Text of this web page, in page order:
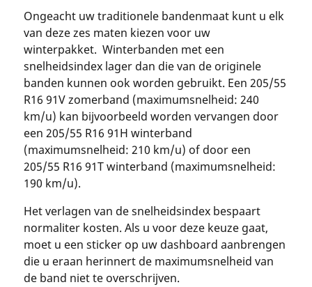
Ongeacht uw traditionele bandenmaat kunt u elk
van deze zes maten kiezen voor uw
winterpakket. Winterbanden met een
snelheidsindex lager dan die van de originele
banden kunnen ook worden gebruikt. Een 205/55
R16 91V zomerband (maximumsnelheid: 240
km/u) kan bijvoorbeeld worden vervangen door
een 205/55 R16 91H winterband
(maximumsnelheid: 210 km/u) of door een
205/55 R16 91T winterband (maximumsnelheid:
190 km/u).
Het verlagen van de snelheidsindex bespaart
normaliter kosten. Als u voor deze keuze gaat,
moet u een sticker op uw dashboard aanbrengen
die u eraan herinnert de maximumsnelheid van
de band niet te overschrijven.